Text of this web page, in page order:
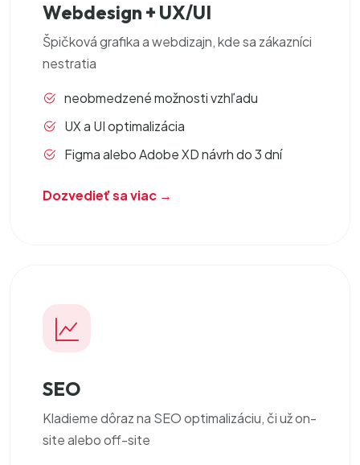
Webdesign + UX/UI
Špičkovágrafika a webdizajn, kde sa zákazníci
nestratia
neobmedzené možnosti vzhľadu
UX a UI optimalizácia
Figma alebo Adobe XD návrh do 3 dní
Dozvedieť sa viac →
SEO
Kladieme dôraz na SEO optimalizáciu, či už on-
site alebo off-site